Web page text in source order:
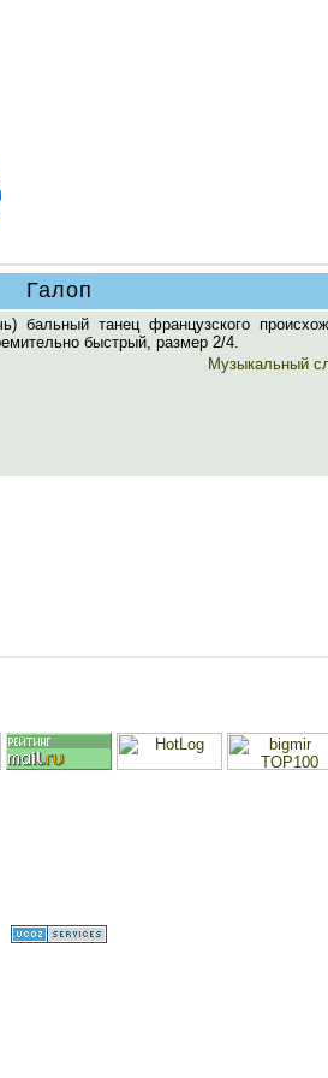
Галоп
танец французского
быстрый, размер 2/4.
Музыкальный